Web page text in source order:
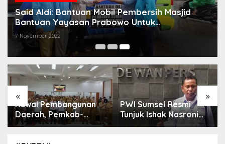
Said Aldi: Bantuan Mobil Pembersih Masjid
Bantuan Yayasan Prabowo Untuk
Kemaslahatan Umat di Kepri
7 November 2022
« »
Kawal Pembangunan
Daerah, Pemkab-
Kejari Muara Enim
PWI Sumsel Resmi
Tunjuk Ishak Nasroni
Jadi Plt Ketua PWI